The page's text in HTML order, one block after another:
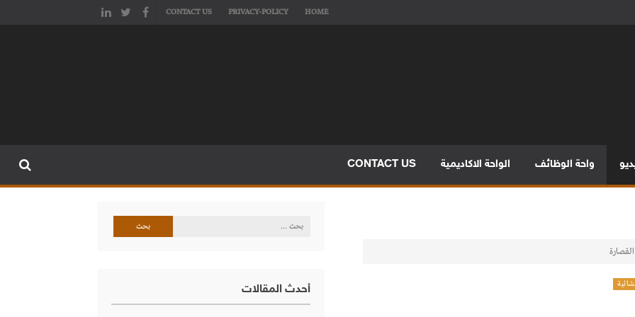
الأردنية
HOME
PRIVACY-POLICY
CONTACT US
واحة الوظائف الواحة الاكاديمية CONTACT US
البحث
أحدث المقالات